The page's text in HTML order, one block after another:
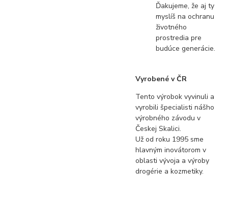
Ďakujeme, že aj ty
myslíš na ochranu
životného
prostredia pre
budúce generácie.
Vyrobené v ČR
Tento výrobok vyvinuli a
vyrobili špecialisti nášho
výrobného závodu v
Českej Skalici.
Už od roku 1995 sme
hlavným inovátorom v
oblasti vývoja a výroby
drogérie a kozmetiky.